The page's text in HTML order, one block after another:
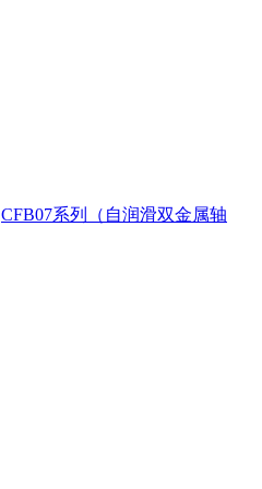
CFB07系列（自润滑双金属轴